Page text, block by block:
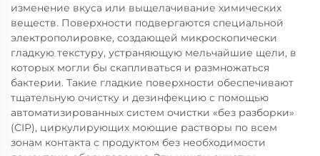
изменение вкуса или выщелачивание химических
веществ. Поверхности подвергаются специальной
электрополировке, создающей микроскопически
гладкую текстуру, устраняющую мельчайшие щели, в
которых могли бы скапливаться и размножаться
бактерии. Такие гладкие поверхности обеспечивают
тщательную очистку и дезинфекцию с помощью
автоматизированных систем очистки «без разборки»
(CIP), циркулирующих моющие растворы по всем
зонам контакта с продуктом без необходимости